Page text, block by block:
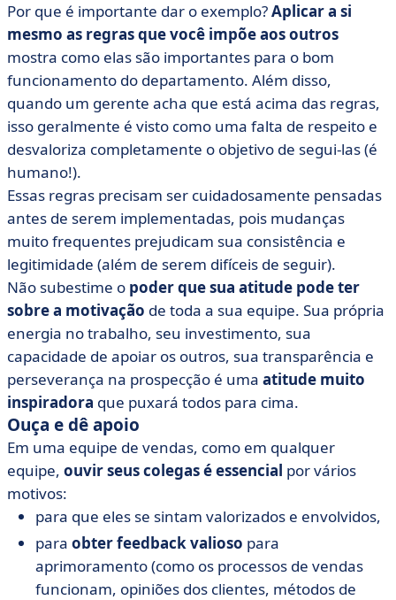
Por que é importante dar o exemplo?Aplicar a si
mesmo as regras que você impõe aos outros
mostra como elas são importantes para o bom
funcionamento do departamento. Além disso,
quando um gerente acha que está acima das regras,
isso geralmente é visto como uma falta de respeito e
desvaloriza completamente o objetivo de segui-las (é
humano!).
Essas regras precisam ser cuidadosamente pensadas
antes de serem implementadas, pois mudanças
muito frequentes prejudicam sua consistência e
legitimidade (além de serem difíceis de seguir).
Não subestime o poder que sua atitude pode ter
sobre a motivação de toda a sua equipe. Sua própria
energia no trabalho, seu investimento, sua
capacidade de apoiar os outros, sua transparência e
perseverança na prospecção é uma atitude muito
inspiradora que puxará todos para cima.
Ouça e dê apoio
Em uma equipe de vendas, como em qualquer
equipe, ouvir seus colegas é essencial por vários
motivos:
para que eles se sintam valorizados e envolvidos,
para obter feedback valioso para
aprimoramento (como os processos de vendas
funcionam, opiniões dos clientes, métodos de